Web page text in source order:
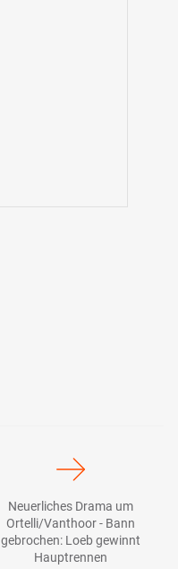
Neuerliches Drama um
Ortelli/Vanthoor - Bann
gebrochen: Loeb gewinnt
Hauptrennen